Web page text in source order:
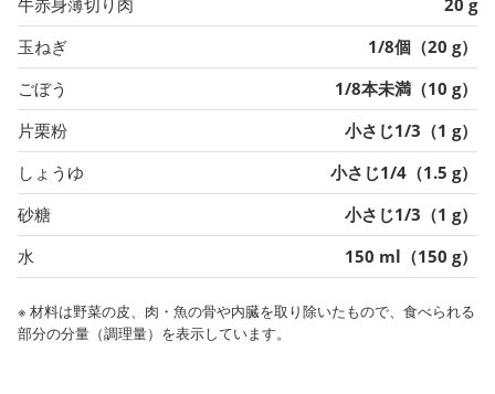
玉ねぎ
1/8個（20 g）
ごぼう
1/8本未満（10 g）
片栗粉
小さじ1/3（1 g）
しょうゆ
小さじ1/4（1.5 g）
砂糖
小さじ1/3（1 g）
水
150 ml（150 g）
※ 材料は野菜の皮、肉・魚の骨や内臓を取り除いたもので、食べられる
部分の分量（調理量）を表示しています。